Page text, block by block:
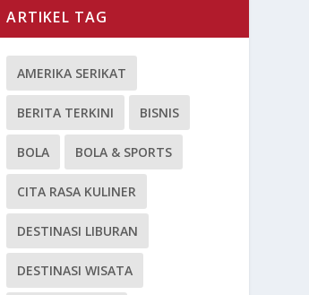
ARTIKEL TAG
AMERIKA SERIKAT
BERITA TERKINI BISNIS
BOLA BOLA & SPORTS
CITA RASA KULINER
DESTINASI LIBURAN
DESTINASI WISATA